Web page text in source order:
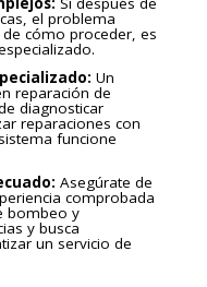
el problema
cómo proceder, es
Un
reparación de
diagnosticar
reparaciones con
funcione
Asegúrate de
comprobada
bombeo y
y busca
un servicio de